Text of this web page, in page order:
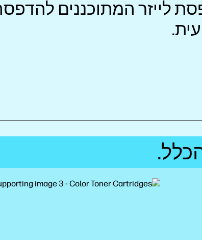
לייזר המתוכננים